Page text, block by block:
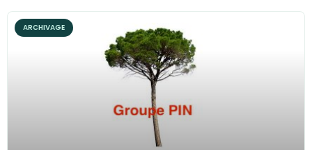
ARCHIVAGE